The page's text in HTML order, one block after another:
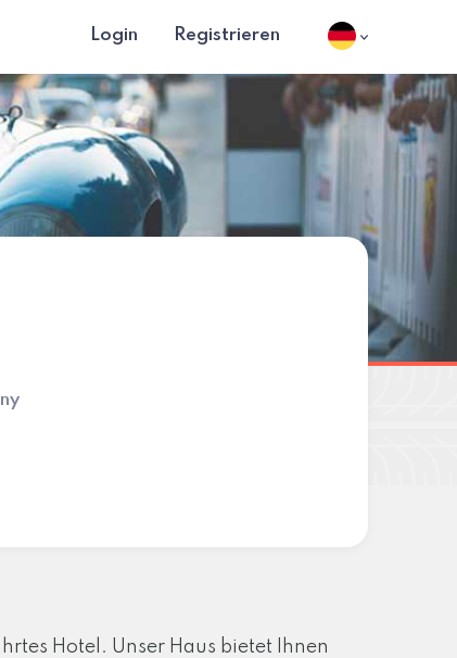
Login Registrieren
Hotel. Unser Haus bietet Ihnen